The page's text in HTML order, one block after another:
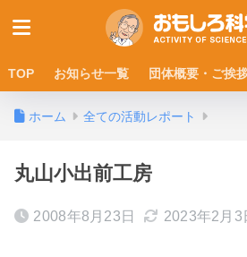
TOP お知らせ一覧 団体概要・ご挨
ホーム 全ての活動レポート
丸山小出前工房
2008年8月23日 2023年2月3